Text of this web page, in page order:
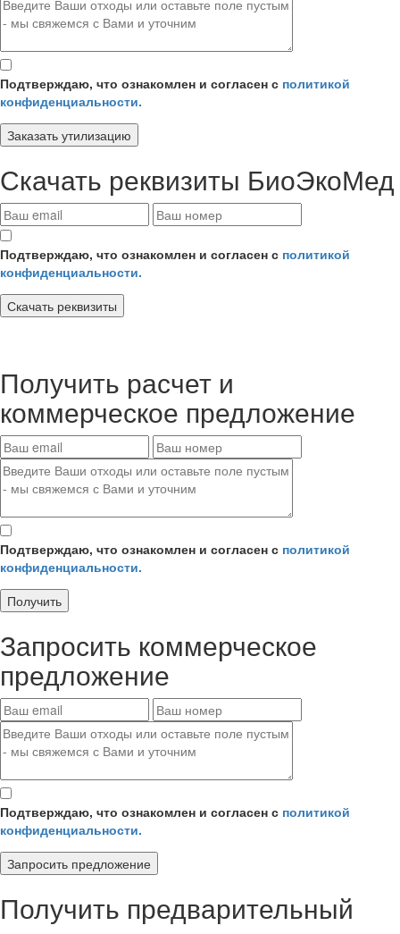
Подтверждаю, что ознакомлен и согласен с политикой
конфиденциальности.
Заказать утилизацию
Скачать реквизиты БиоЭкоМед
Подтверждаю, что ознакомлен и согласен с политикой
конфиденциальности.
Скачать реквизиты
Получить расчет и
коммерческое предложение
Подтверждаю, что ознакомлен и согласен с политикой
конфиденциальности.
Получить
Запросить коммерческое
предложение
Подтверждаю, что ознакомлен и согласен с политикой
конфиденциальности.
Запросить предложение
Получить предварительный